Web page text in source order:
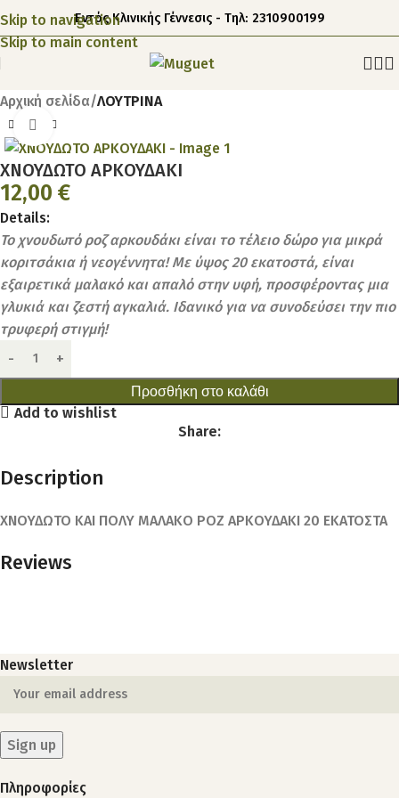
Skip to navigation
Skip to main content
Εντός Κλινικής Γέννεσις - Τηλ: 2310900199
Αρχική σελίδα ΛΟΥΤΡΙΝΑ
Click to enlarge
ΧΝΟΥΔΩΤΟ ΑΡΚΟΥΔΑΚΙ
12,00 €
Details:
Το χνουδωτό ροζ αρκουδάκι είναι το τέλειο δώρο για μικρά
κοριτσάκια ή νεογέννητα! Με ύψος 20 εκατοστά, είναι
εξαιρετικά μαλακό και απαλό στην υφή, προσφέροντας μια
γλυκιά και ζεστή αγκαλιά. Ιδανικό για να συνοδεύσει την πιο
τρυφερή στιγμή!
Προσθήκη στο καλάθι
Add to wishlist
Share:
Description
ΧΝΟΥΔΩΤΟ ΚΑΙ ΠΟΛΥ ΜΑΛΑΚΟ ΡΟΖ ΑΡΚΟΥΔΑΚΙ 20 ΕΚΑΤΟΣΤΑ
Reviews
Newsletter
Πληροφορίες